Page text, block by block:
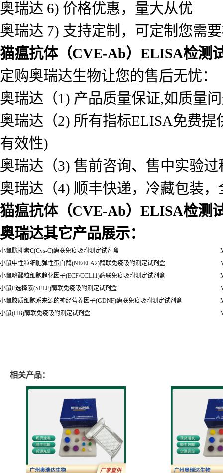
奥瑞达 6) 价格优惠，量大从优
奥瑞达 7) 支持定制，可定制您需
猫瘟抗体（CVE-Ab）ELISA检测
定购奥瑞达生物让您的售后无忧：
奥瑞达（1) 产品质量保证,如质量
奥瑞达（2) 所有指标ELISA免费
有效性)
奥瑞达（3) 售前咨询、售中实验
奥瑞达（4) 顺丰快递，冷藏包装，
猫瘟抗体（CVE-Ab）ELISA检测
奥瑞达其它产品展示：
小鼠胱抑素C(Cys-C)酶联免疫吸附测定试剂盒
小鼠中性粒细胞弹性蛋白酶(NE/ELA2)酶联免疫吸附测定试剂盒
小鼠嗜酸粒细胞趋化因子(ECF/CCL11)酶联免疫吸附测定试剂盒
小鼠E选择素(SELE)酶联免疫吸附测定试剂盒
小鼠胶质细胞系来源的神经营养因子(GDNF)酶联免疫吸附测定试剂盒
小鼠(HB)酶联免疫吸附测定试剂盒
相关产品：